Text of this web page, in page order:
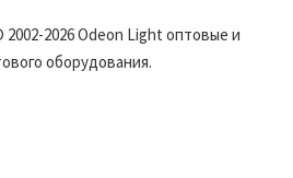
2002-2026 Odeon Light оптовые и
оборудования.